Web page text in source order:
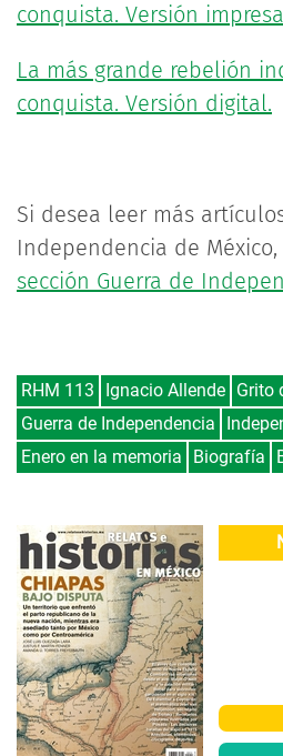
conquista. Versión
La más grande rebelión
conquista. Versión digital.
Si desea leer más
Independencia de México,
sección Guerra de
RHM 113 Ignacio Allende Grito
Guerra de Independencia
Enero en la memoria
Biografía